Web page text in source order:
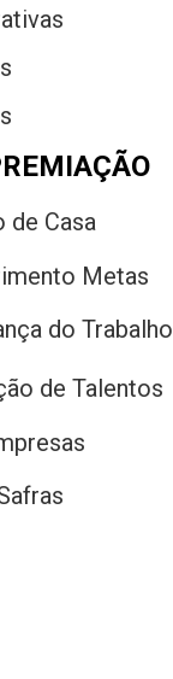
de Casa
Metas
do Trabalho
de Talentos